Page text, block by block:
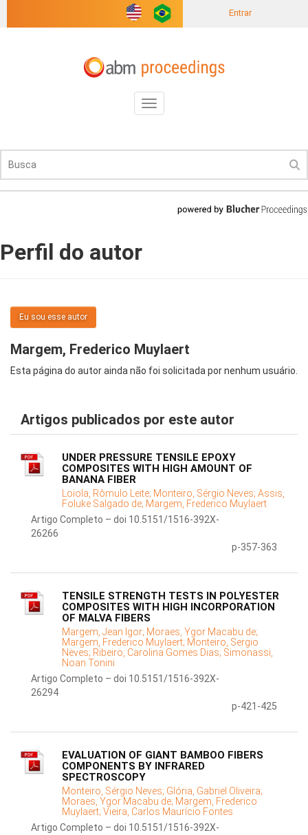
Entrar
Toggle
navigation
Perfil do autor
Eu sou esse autor
Margem, Frederico Muylaert
Esta página do autor ainda não foi solicitada por nenhum usuário.
Artigos publicados por este autor
UNDER PRESSURE TENSILE EPOXY
COMPOSITES WITH HIGH AMOUNT OF
BANANA FIBER
Loiola, Rômulo Leite; Monteiro, Sérgio Neves; Assis,
Foluke Salgado de; Margem, Frederico Muylaert
Artigo Completo – doi 10.5151/1516-392X-
26266
p-357-363
TENSILE STRENGTH TESTS IN POLYESTER
COMPOSITES WITH HIGH INCORPORATION
OF MALVA FIBERS
Margem, Jean Igor; Moraes, Ygor Macabu de;
Margem, Frederico Muylaert; Monteiro, Sergio
Neves; Ribeiro, Carolina Gomes Dias; Simonassi,
Noan Tonini
Artigo Completo – doi 10.5151/1516-392X-
26294
p-421-425
EVALUATION OF GIANT BAMBOO FIBERS
COMPONENTS BY INFRARED
SPECTROSCOPY
Monteiro, Sérgio Neves; Glória, Gabriel Oliveira;
Moraes, Ygor Macabu de; Margem, Frederico
Muylaert; Vieira, Carlos Maurício Fontes
Artigo Completo – doi 10.5151/1516-392X-